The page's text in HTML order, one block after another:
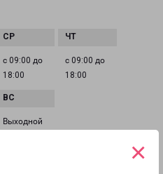
×
с 09:00 до
18:00
с 09:00 до
18:00
Выходной